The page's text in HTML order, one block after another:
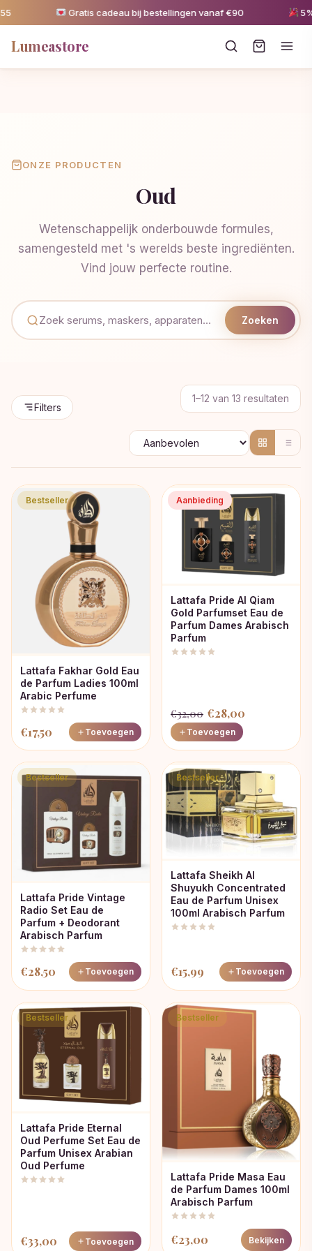
Gratis cadeau bij bestellingen vanaf €90 5%
Lumeastore
ONZE PRODUCTEN
Oud
Wetenschappelijk onderbouwde formules,
samengesteld met 's werelds beste ingrediënten.
Vind jouw perfecte routine.
Zoeken
Filters
1–12 van 13 resultaten
op
Bestseller
Lattafa Fakhar Gold Eau
de Parfum Ladies 100ml
Arabic Perfume
€17,50 Toevoegen
Aanbieding
Lattafa Pride Al Qiam
Gold Parfumset Eau de
Parfum Dames Arabisch
Parfum
€32,00 Oorspronkelijke
prijs
was:
€32,00.
€28,00
is:
€28,00.
Toevoegen
Bestseller
Lattafa Pride Vintage
Radio Set Eau de
Parfum + Deodorant
Arabisch Parfum
€28,50 Toevoegen
Bestseller
Lattafa Sheikh Al
Shuyukh Concentrated
Eau de Parfum Unisex
100ml Arabisch Parfum
€15,99 Toevoegen
Bestseller
Lattafa Pride Eternal
Oud Perfume Set Eau de
Parfum Unisex Arabian
Oud Perfume
€33,00 Toevoegen
Bestseller
Lattafa Pride Masa Eau
de Parfum Dames 100ml
Arabisch Parfum
€23,00 Bekijken